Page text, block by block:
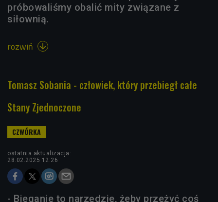
próbowaliśmy obalić mity związane z
siłownią.
rozwiń 
Tomasz Sobania - człowiek, który przebiegł całe
Stany Zjednoczone
ostatnia aktualizacja:
28.02.2025 12:26
- Bieganie to narzędzie, żeby przeżyć coś